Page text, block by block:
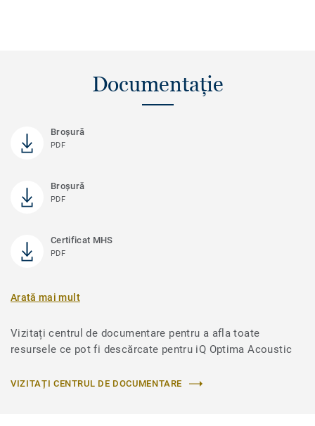
Documentație
Broşură
PDF
Broșură
PDF
Certificat MHS
PDF
Arată mai mult
Vizitați centrul de documentare pentru a afla toate
resursele ce pot fi descărcate pentru iQ Optima Acoustic
VIZITAȚI CENTRUL DE DOCUMENTARE